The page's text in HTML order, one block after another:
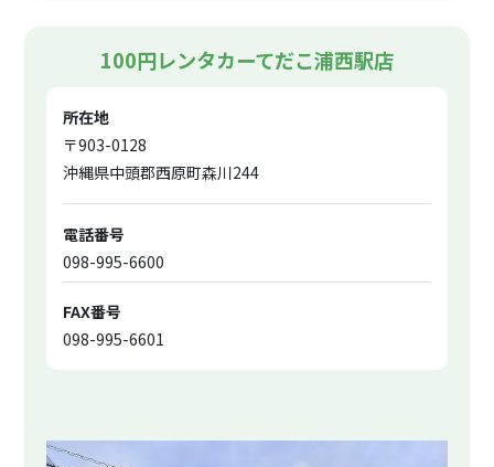
100円レンタカーてだこ浦西駅店
所在地
〒903-0128
沖縄県中頭郡西原町森川244
電話番号
098-995-6600
FAX番号
098-995-6601